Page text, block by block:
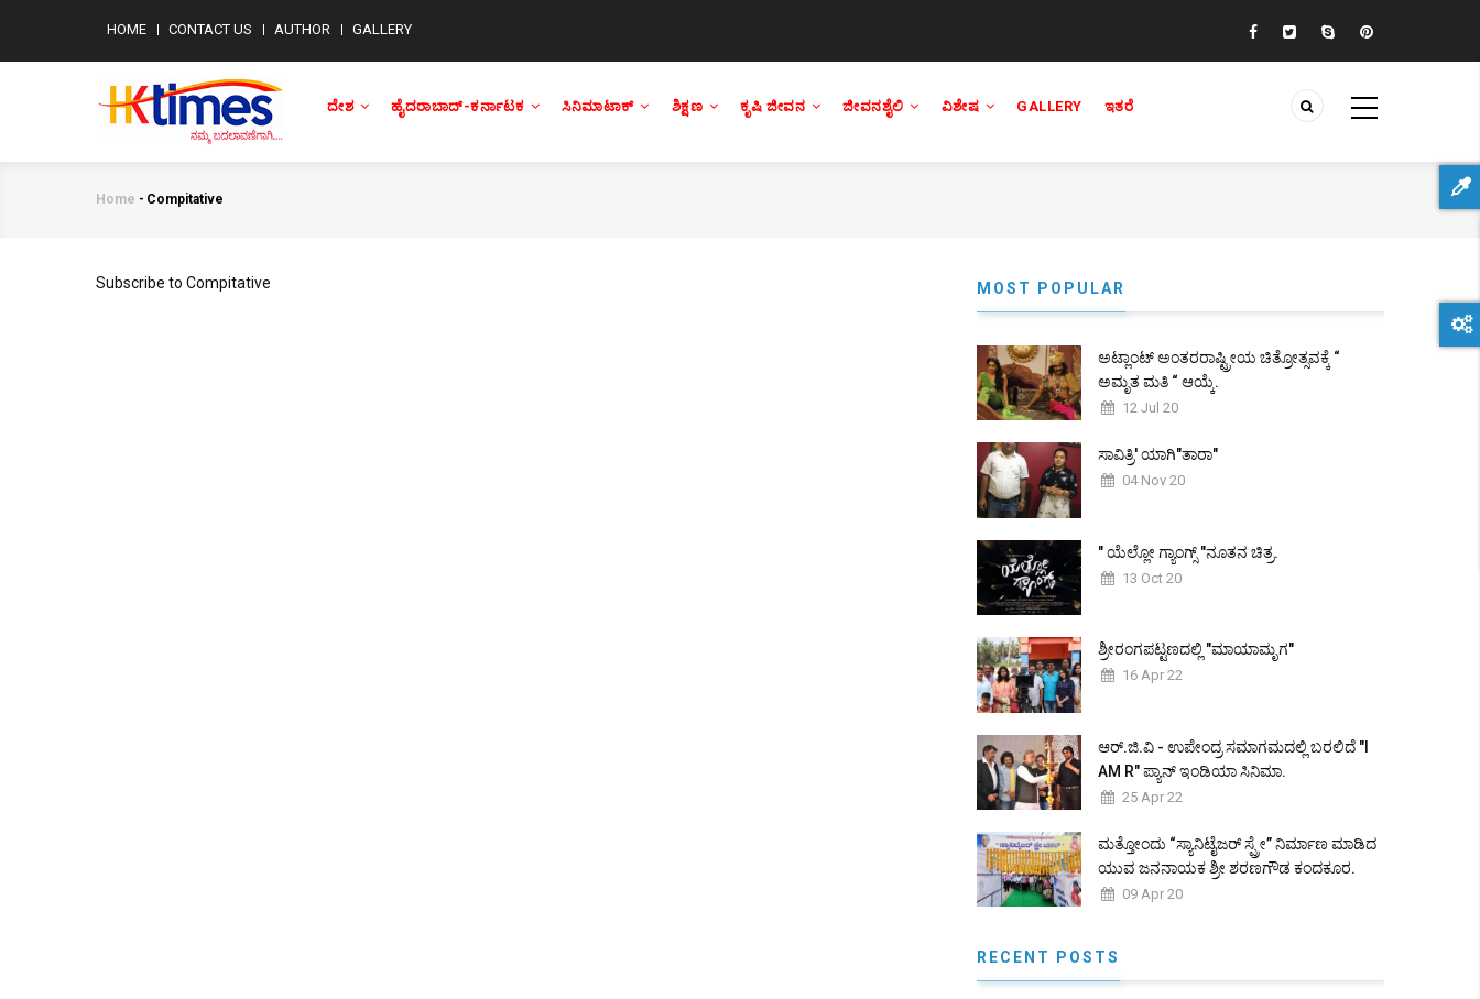
main
MENU
MOBILE
HOME CONTACT US AUTHOR GALLERY
ದೇಶ ಹೈದರಾಬಾದ್-ಕರ್ನಾಟಕ ಸಿನಿಮಾಟಾಕ್ ಶಿಕ್ಷಣ ಕೃಷಿ ಜೀವನ ಜೀವನಶೈಲಿ ವಿಶೇಷ GALLERY ಇತರೆ
Breadcrumb
Home - Compitative
Subscribe to Compitative MOST POPULAR
ಅಟ್ಲಾಂಟ್ ಅಂತರರಾಷ್ಟ್ರೀಯ ಚಿತ್ರೋತ್ಸವಕ್ಕೆ “
ಅಮೃತ ಮತಿ “ ಆಯ್ಕೆ.
12 Jul 20
ಸಾವಿತ್ರಿ' ಯಾಗಿ"ತಾರಾ"
04 Nov 20
" ಯೆಲ್ಲೋ ಗ್ಯಾಂಗ್ಸ್ "ನೂತನ ಚಿತ್ರ.
13 Oct 20
ಶ್ರೀರಂಗಪಟ್ಟಣದಲ್ಲಿ "ಮಾಯಾಮೃಗ"
16 Apr 22
ಆರ್.ಜಿ.ವಿ - ಉಪೇಂದ್ರ ಸಮಾಗಮದಲ್ಲಿ ಬರಲಿದೆ "I
AM R" ಪ್ಯಾನ್ ಇಂಡಿಯಾ ಸಿನಿಮಾ.
25 Apr 22
ಮತ್ತೋಂದು “ಸ್ಯಾನಿಟೈಜರ್ ಸ್ಪ್ರೇ” ನಿರ್ಮಾಣ ಮಾಡಿದ
ಯುವ ಜನನಾಯಕ ಶ್ರೀ ಶರಣಗೌಡ ಕಂದಕೂರ.
09 Apr 20
RECENT POSTS